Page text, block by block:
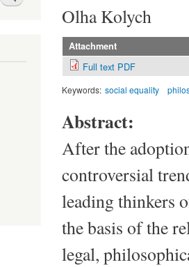
Olha Kolych
Attachment
Full text PDF
Keywords: social equality
Abstract:
After the
controversial
leading thinkers
the basis of the
legal,